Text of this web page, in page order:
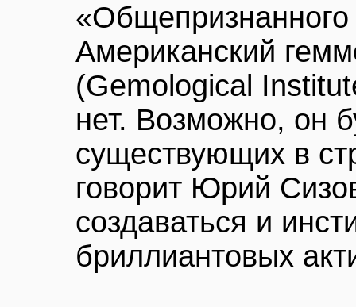
«Общепризнанного
Американский
(Gemological
нет. Возможно, он
существующих в
говорит Юрий
создаваться и
бриллиантовых